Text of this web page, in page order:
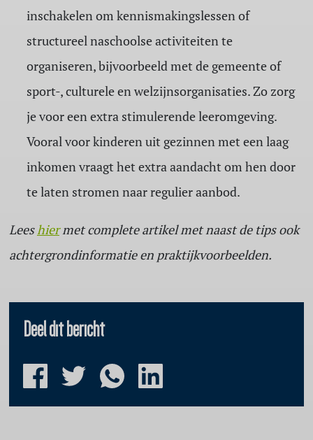
inschakelen om kennismakingslessen of
structureel naschoolse activiteiten te
organiseren, bijvoorbeeld met de gemeente of
sport-, culturele en welzijnsorganisaties. Zo zorg
je voor een extra stimulerende leeromgeving.
Vooral voor kinderen uit gezinnen met een laag
inkomen vraagt het extra aandacht om hen door
te laten stromen naar regulier aanbod.
Leeshiermet complete artikel met naast de tips ook
achtergrondinformatie en praktijkvoorbeelden.
Deel dit bericht